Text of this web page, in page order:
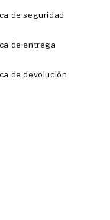
de seguridad
de entrega
de devolución